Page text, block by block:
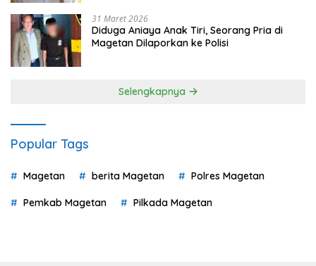
31 Maret 2026
Diduga Aniaya Anak Tiri, Seorang Pria di
Magetan Dilaporkan ke Polisi
Selengkapnya
Popular Tags
Magetan berita Magetan Polres Magetan
Pemkab Magetan Pilkada Magetan